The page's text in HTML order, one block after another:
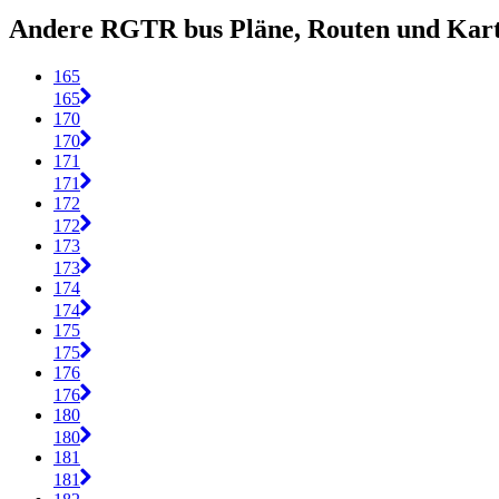
Andere RGTR bus Pläne, Routen und
165
165
170
170
171
171
172
172
173
173
174
174
175
175
176
176
180
180
181
181